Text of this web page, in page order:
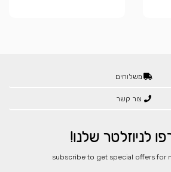
משלוחים
צור קשר
לניוזלטר שלנו!
​subscribe to get special offers for